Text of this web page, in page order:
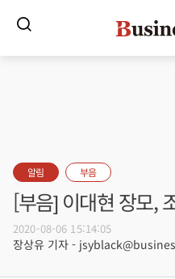
알림 부음
[부음] 이대현 장모,
2020-08-06 15:14:05
장상유 기자 -